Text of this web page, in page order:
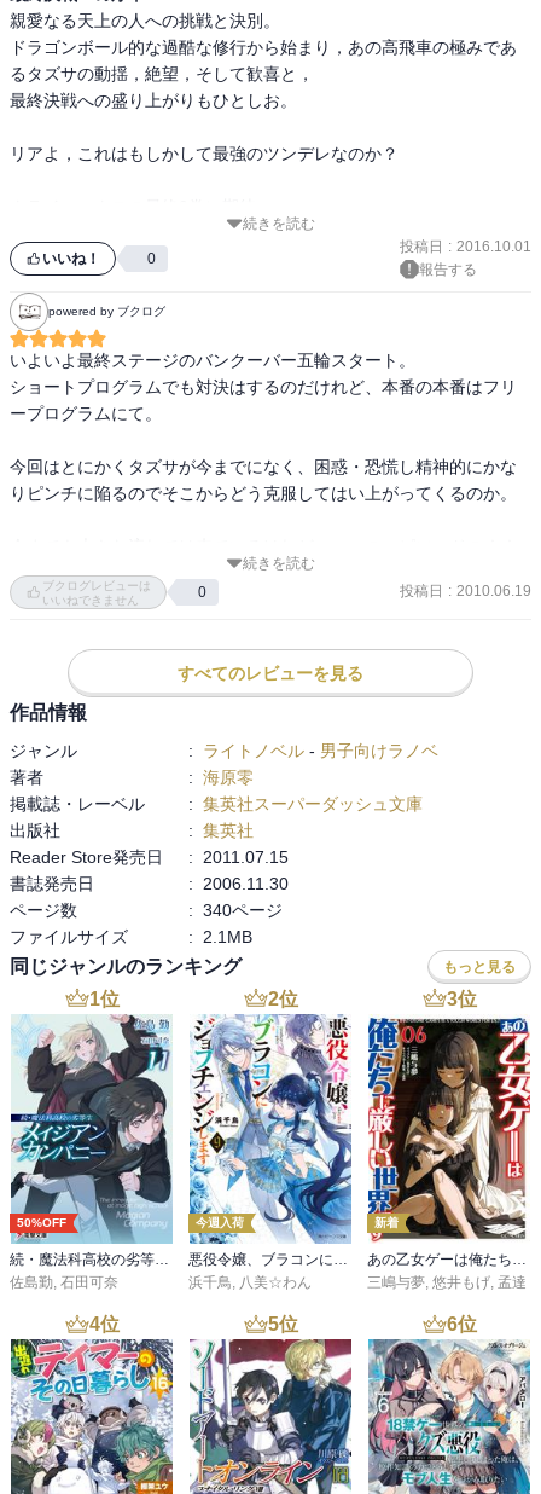
親愛なる天上の人への挑戦と決別。
ドラゴンボール的な過酷な修行から始まり，あの高飛車の極みであ
るタズサの動揺，絶望，そして歓喜と，
最終決戦への盛り上がりもひとしお。
リアよ，これはもしかして最強のツンデレなのか？
続きを読む
いいね！ 0
投稿日 : 2016.10.01
報告する
powered by ブクログ
いよいよ最終ステージのバンクーバー五輪スタート。
ショートプログラムでも対決はするのだけれど、本番の本番はフリ
ープログラムにて。
今回はとにかくタズサが今までになく、困惑・恐慌し精神的にかな
りピンチに陥るのでそこからどう克服してはい上がってくるのか。
りとして8巻と9巻は切り離せない・・・というか8巻が「さてこれか
ら・・」って時に終わりなので気になるとですｗ
続きを読む
ブクログレビューは
いいねできません
0 投稿日 : 2010.06.19
すべてのレビューを見る
作品情報
ジャンル : ライトノベル - 男子向けラノベ
著者
: 海原零
掲載誌・レーベル
: 集英社スーパーダッシュ文庫
出版社
: 集英社
Reader Store発売日
:
2011.07.15
書誌発売日
:
2006.11.30
ページ数
: 340ページ
ファイルサイズ
: 2.1MB
同じジャンルのランキング もっと見る
1位
50%OFF
続・魔法科高校の劣等生 メイジアン・カンパニー(11)
佐島勤, 石田可奈
2位
今週入荷
悪役令嬢、ブラコンにジョブチェンジします９【電子特典付き】
浜千鳥, 八美☆わん
3位
新着
あの乙女ゲーは俺たちに厳しい世界です 6
三嶋与夢, 悠井もげ, 孟達
4位 5位 6位